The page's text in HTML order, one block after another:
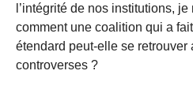
l’intégrité de nos institutions,
comment une coalition qui a
étendard peut-elle se
controverses ?